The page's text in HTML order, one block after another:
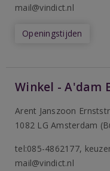
mail@vindict.nl
Openingstijden
Winkel - A'dam
Arent Janszoon
1082 LG Amsterdam
tel:085-4862177,
mail@vindict.nl